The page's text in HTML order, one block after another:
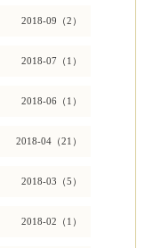
2018-09（2）
2018-07（1）
2018-06（1）
2018-04（21）
2018-03（5）
2018-02（1）